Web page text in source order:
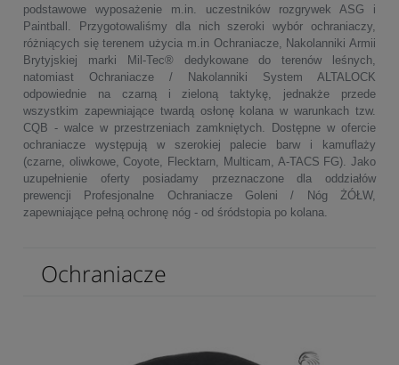
podstawowe wyposażenie m.in. uczestników rozgrywek ASG i
Paintball. Przygotowaliśmy dla nich szeroki wybór ochraniaczy,
różniących się terenem użycia m.in Ochraniacze, Nakolanniki Armii
Brytyjskiej marki Mil-Tec® dedykowane do terenów leśnych,
natomiast Ochraniacze / Nakolanniki System ALTALOCK
odpowiednie na czarną i zieloną taktykę, jednakże przede
wszystkim zapewniające twardą osłonę kolana w warunkach tzw.
CQB - walce w przestrzeniach zamkniętych. Dostępne w ofercie
ochraniacze występują w szerokiej palecie barw i kamuflaży
(czarne, oliwkowe, Coyote, Flecktarn, Multicam, A-TACS FG). Jako
uzupełnienie oferty posiadamy przeznaczone dla oddziałów
prewencji Profesjonalne Ochraniacze Goleni / Nóg ŻÓŁW,
zapewniające pełną ochronę nóg - od śródstopia po kolana.
Ochraniacze